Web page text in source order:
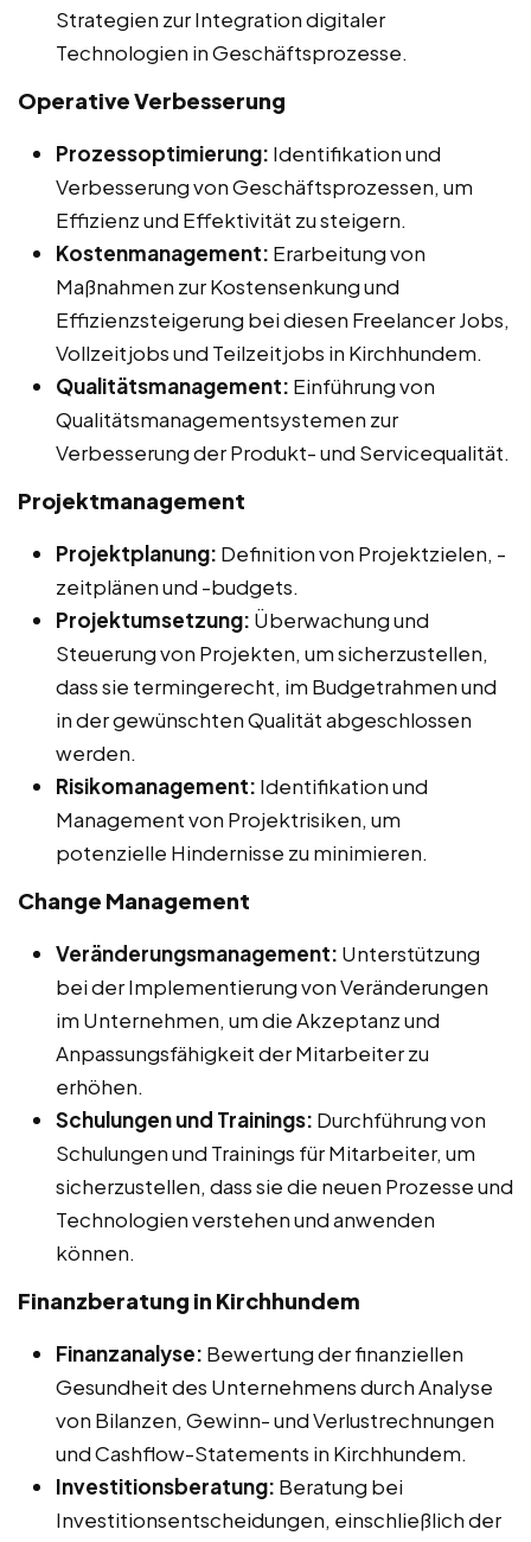
Strategien zur Integration digitaler
Technologien in Geschäftsprozesse.
Operative Verbesserung
Prozessoptimierung: Identifikation und
Verbesserung von Geschäftsprozessen, um
Effizienz und Effektivität zu steigern.
Kostenmanagement: Erarbeitung von
Maßnahmen zur Kostensenkung und
Effizienzsteigerung bei diesen Freelancer Jobs,
Vollzeitjobs und Teilzeitjobs in Kirchhundem.
Qualitätsmanagement: Einführung von
Qualitätsmanagementsystemen zur
Verbesserung der Produkt- und Servicequalität.
Projektmanagement
Projektplanung: Definition von Projektzielen, -
zeitplänen und -budgets.
Projektumsetzung: Überwachung und
Steuerung von Projekten, um sicherzustellen,
dass sie termingerecht, im Budgetrahmen und
in der gewünschten Qualität abgeschlossen
werden.
Risikomanagement: Identifikation und
Management von Projektrisiken, um
potenzielle Hindernisse zu minimieren.
Change Management
Veränderungsmanagement: Unterstützung
bei der Implementierung von Veränderungen
im Unternehmen, um die Akzeptanz und
Anpassungsfähigkeit der Mitarbeiter zu
erhöhen.
Schulungen und Trainings: Durchführung von
Schulungen und Trainings für Mitarbeiter, um
sicherzustellen, dass sie die neuen Prozesse und
Technologien verstehen und anwenden
können.
Finanzberatung in Kirchhundem
Finanzanalyse: Bewertung der finanziellen
Gesundheit des Unternehmens durch Analyse
von Bilanzen, Gewinn- und Verlustrechnungen
und Cashflow-Statements in Kirchhundem.
Investitionsberatung: Beratung bei
Investitionsentscheidungen, einschließlich der